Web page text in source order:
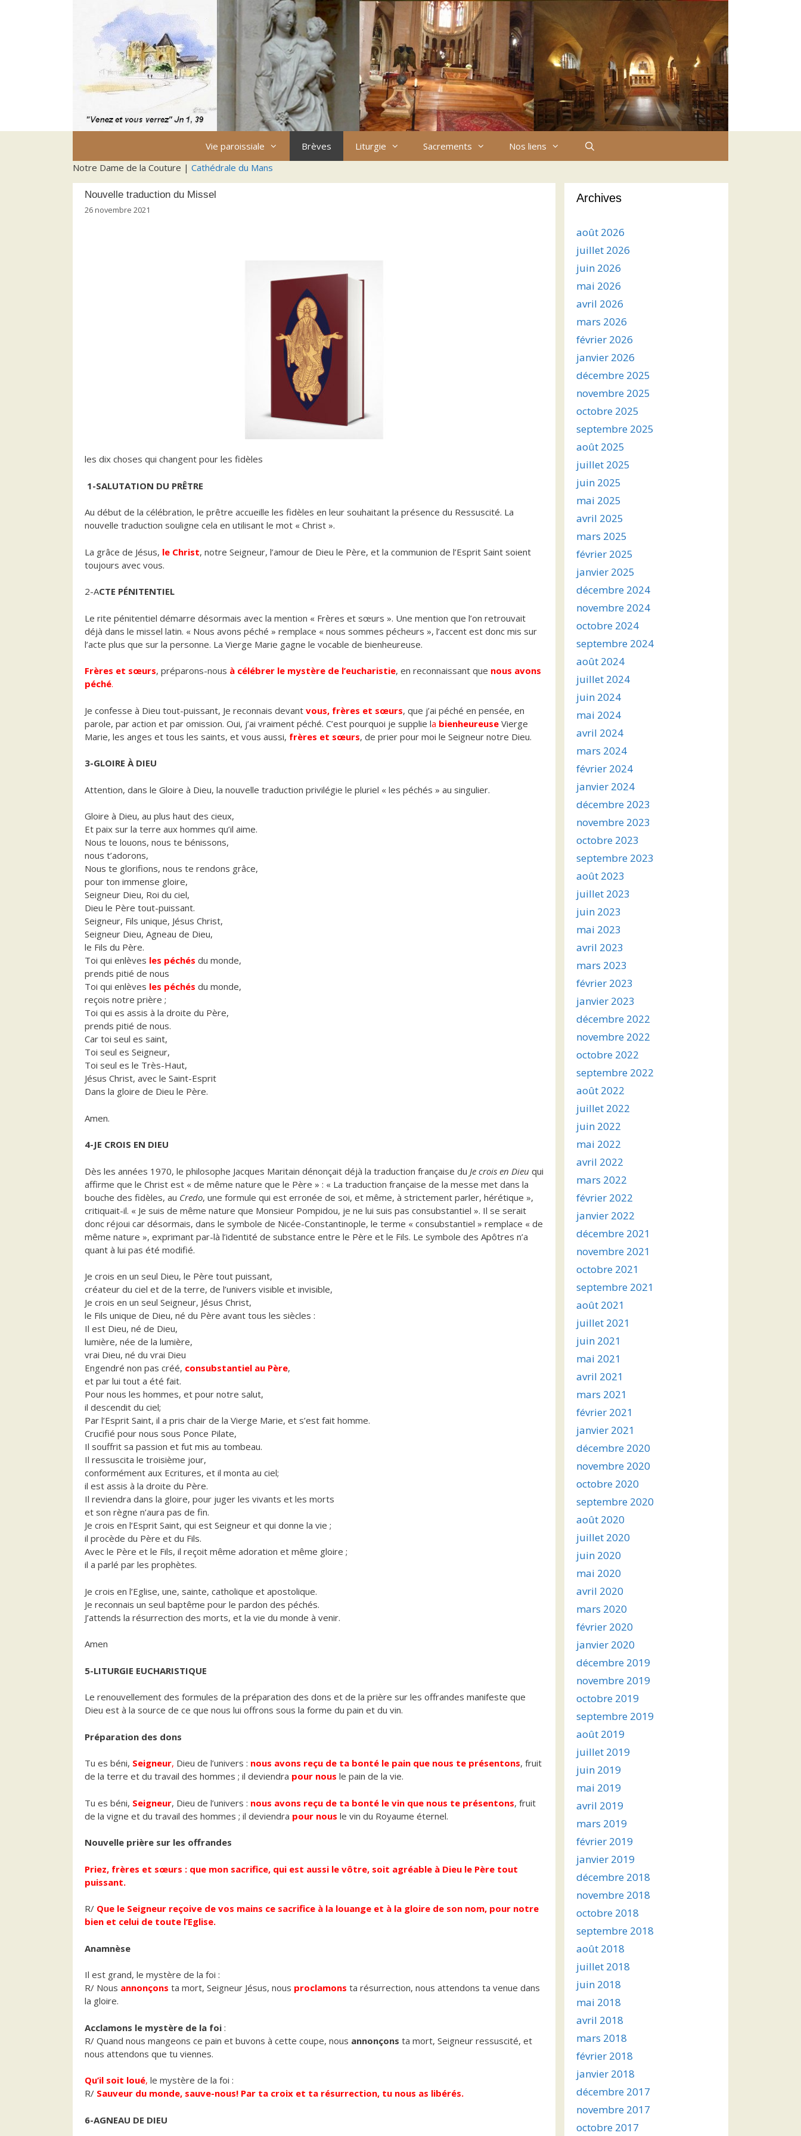
Vie paroissiale Brèves Liturgie Sacrements
Nos liens
Notre Dame de la Couture | Cathédrale du Mans
Nouvelle traduction du Missel
26 novembre 2021
les dix choses qui changent pour les fidèles
1-SALUTATION DU PRÊTRE
Au début de la célébration, le prêtre accueille les fidèles en leur souhaitant la présence du Ressuscité. La
nouvelle traduction souligne cela en utilisant le mot « Christ ».
La grâce de Jésus, le Christ, notre Seigneur, l’amour de Dieu le Père, et la communion de l’Esprit Saint soient
toujours avec vous.
2-ACTE PÉNITENTIEL
Le rite pénitentiel démarre désormais avec la mention « Frères et sœurs ». Une mention que l’on retrouvait
déjà dans le missel latin. « Nous avons péché » remplace « nous sommes pécheurs », l’accent est donc mis sur
l’acte plus que sur la personne. La Vierge Marie gagne le vocable de bienheureuse.
Frères et sœurs, préparons-nous à célébrer le mystère de l’eucharistie, en reconnaissant que nous avons
péché.
Je confesse à Dieu tout-puissant, Je reconnais devant vous, frères et sœurs, que j’ai péché en pensée, en
parole, par action et par omission. Oui, j’ai vraiment péché. C’est pourquoi je supplie la bienheureuse Vierge
Marie, les anges et tous les saints, et vous aussi, frères et sœurs, de prier pour moi le Seigneur notre Dieu.
3-GLOIRE À DIEU
Attention, dans le Gloire à Dieu, la nouvelle traduction privilégie le pluriel « les péchés » au singulier.
Gloire à Dieu, au plus haut des cieux,
Et paix sur la terre aux hommes qu’il aime.
Nous te louons, nous te bénissons,
nous t’adorons,
Nous te glorifions, nous te rendons grâce,
pour ton immense gloire,
Seigneur Dieu, Roi du ciel,
Dieu le Père tout-puissant.
Seigneur, Fils unique, Jésus Christ,
Seigneur Dieu, Agneau de Dieu,
le Fils du Père.
Toi qui enlèves les péchés du monde,
prends pitié de nous
Toi qui enlèves les péchés du monde,
reçois notre prière ;
Toi qui es assis à la droite du Père,
prends pitié de nous.
Car toi seul es saint,
Toi seul es Seigneur,
Toi seul es le Très-Haut,
Jésus Christ, avec le Saint-Esprit
Dans la gloire de Dieu le Père.
Amen.
4-JE CROIS EN DIEU
Dès les années 1970, le philosophe Jacques Maritain dénonçait déjà la traduction française du Je crois en Dieu qui
affirme que le Christ est « de même nature que le Père » : « La traduction française de la messe met dans la
bouche des fidèles, au Credo, une formule qui est erronée de soi, et même, à strictement parler, hérétique »,
critiquait-il. « Je suis de même nature que Monsieur Pompidou, je ne lui suis pas consubstantiel ». Il se serait
donc réjoui car désormais, dans le symbole de Nicée-Constantinople, le terme « consubstantiel » remplace « de
même nature », exprimant par-là l’identité de substance entre le Père et le Fils. Le symbole des Apôtres n’a
quant à lui pas été modifié.
Je crois en un seul Dieu, le Père tout puissant,
créateur du ciel et de la terre, de l’univers visible et invisible,
Je crois en un seul Seigneur, Jésus Christ,
le Fils unique de Dieu, né du Père avant tous les siècles :
Il est Dieu, né de Dieu,
lumière, née de la lumière,
vrai Dieu, né du vrai Dieu
Engendré non pas créé, consubstantiel au Père,
et par lui tout a été fait.
Pour nous les hommes, et pour notre salut,
il descendit du ciel;
Par l’Esprit Saint, il a pris chair de la Vierge Marie, et s’est fait homme.
Crucifié pour nous sous Ponce Pilate,
Il souffrit sa passion et fut mis au tombeau.
Il ressuscita le troisième jour,
conformément aux Ecritures, et il monta au ciel;
il est assis à la droite du Père.
Il reviendra dans la gloire, pour juger les vivants et les morts
et son règne n’aura pas de fin.
Je crois en l’Esprit Saint, qui est Seigneur et qui donne la vie ;
il procède du Père et du Fils.
Avec le Père et le Fils, il reçoit même adoration et même gloire ;
il a parlé par les prophètes.
Je crois en l’Eglise, une, sainte, catholique et apostolique.
Je reconnais un seul baptême pour le pardon des péchés.
J’attends la résurrection des morts, et la vie du monde à venir.
Amen
5-LITURGIE EUCHARISTIQUE
Le renouvellement des formules de la préparation des dons et de la prière sur les offrandes manifeste que
Dieu est à la source de ce que nous lui offrons sous la forme du pain et du vin.
Préparation des dons
Tu es béni, Seigneur, Dieu de l’univers : nous avons reçu de ta bonté le pain que nous te présentons, fruit
de la terre et du travail des hommes ; il deviendra pour nous le pain de la vie.
Tu es béni, Seigneur, Dieu de l’univers : nous avons reçu de ta bonté le vin que nous te présentons, fruit
de la vigne et du travail des hommes ; il deviendra pour nous le vin du Royaume éternel.
Nouvelle prière sur les offrandes
Priez, frères et sœurs : que mon sacrifice, qui est aussi le vôtre, soit agréable à Dieu le Père tout
puissant.
R/ Que le Seigneur reçoive de vos mains ce sacrifice à la louange et à la gloire de son nom, pour notre
bien et celui de toute l’Eglise.
Anamnèse
Il est grand, le mystère de la foi :
R/ Nous annonçons ta mort, Seigneur Jésus, nous proclamons ta résurrection, nous attendons ta venue dans
la gloire.
Acclamons le mystère de la foi :
R/ Quand nous mangeons ce pain et buvons à cette coupe, nous annonçons ta mort, Seigneur ressuscité, et
nous attendons que tu viennes.
Qu’il soit loué, le mystère de la foi :
R/ Sauveur du monde, sauve-nous! Par ta croix et ta résurrection, tu nous as libérés.
6-AGNEAU DE DIEU
Archives
août 2026
juillet 2026
juin 2026
mai 2026
avril 2026
mars 2026
février 2026
janvier 2026
décembre 2025
novembre 2025
octobre 2025
septembre 2025
août 2025
juillet 2025
juin 2025
mai 2025
avril 2025
mars 2025
février 2025
janvier 2025
décembre 2024
novembre 2024
octobre 2024
septembre 2024
août 2024
juillet 2024
juin 2024
mai 2024
avril 2024
mars 2024
février 2024
janvier 2024
décembre 2023
novembre 2023
octobre 2023
septembre 2023
août 2023
juillet 2023
juin 2023
mai 2023
avril 2023
mars 2023
février 2023
janvier 2023
décembre 2022
novembre 2022
octobre 2022
septembre 2022
août 2022
juillet 2022
juin 2022
mai 2022
avril 2022
mars 2022
février 2022
janvier 2022
décembre 2021
novembre 2021
octobre 2021
septembre 2021
août 2021
juillet 2021
juin 2021
mai 2021
avril 2021
mars 2021
février 2021
janvier 2021
décembre 2020
novembre 2020
octobre 2020
septembre 2020
août 2020
juillet 2020
juin 2020
mai 2020
avril 2020
mars 2020
février 2020
janvier 2020
décembre 2019
novembre 2019
octobre 2019
septembre 2019
août 2019
juillet 2019
juin 2019
mai 2019
avril 2019
mars 2019
février 2019
janvier 2019
décembre 2018
novembre 2018
octobre 2018
septembre 2018
août 2018
juillet 2018
juin 2018
mai 2018
avril 2018
mars 2018
février 2018
janvier 2018
décembre 2017
novembre 2017
octobre 2017